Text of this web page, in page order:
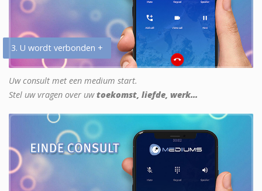
3. U wordt verbonden +
Uw consult met een medium start.
Stel uw vragen over uwtoekomst, liefde, werk...